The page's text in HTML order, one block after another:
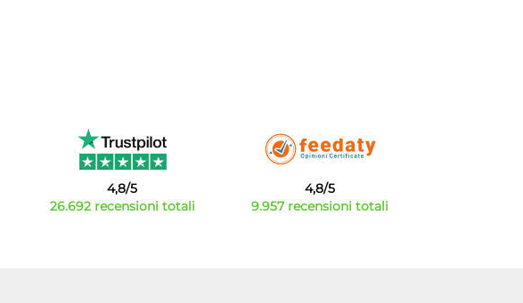
4,8/5
26.692 recensioni totali
4,8/5
9.957 recensioni totali